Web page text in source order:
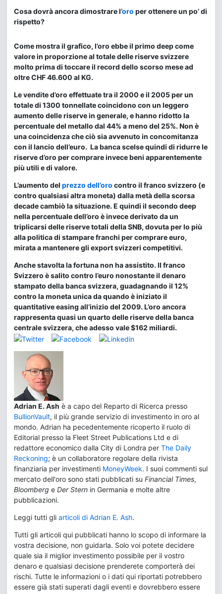
Cosa dovrà ancora dimostrare l’oro per ottenere un po’ di
rispetto?
Come mostra il grafico, l’oro ebbe il primo deep come
valore in proporzione al totale delle riserve svizzere
molto prima di toccare il record dello scorso mese ad
oltre CHF 46.600 al KG.
Le vendite d’oro effettuate tra il 2000 e il 2005 per un
totale di 1300 tonnellate coincidono con un leggero
aumento delle riserve in generale, e hanno ridotto la
percentuale del metallo dal 44% a meno del 25%. Non è
una coincidenza che ciò sia avvenuto in concomitanza
con il lancio dell’euro. La banca scelse quindi di ridurre le
riserve d’oro per comprare invece beni apparentemente
più utili e di valore.
L’aumento del prezzo dell’oro contro il franco svizzero (e
contro qualsiasi altra moneta) dalla metà della scorsa
decade cambiò la situazione. E quindi il secondo deep
nella percentuale dell’oro è invece derivato da un
triplicarsi delle riserve totali della SNB, dovuta per lo più
alla politica di stampare franchi per comprare euro,
mirata a mantenere gli export svizzeri competitivi.
Anche stavolta la fortuna non ha assistito. Il franco
Svizzero è salito contro l’euro nonostante il denaro
stampato della banca svizzera, guadagnando il 12%
contro la moneta unica da quando è iniziato il
quantitative easing all’inizio del 2009. L’oro ancora
rappresenta quasi un quarto delle riserve della banca
centrale svizzera, che adesso vale $162 miliardi.
Adrian E. Ash è a capo del Reparto di Ricerca presso
BullionVault, il più grande servizio di investimento in oro al
mondo. Adrian ha pecedentemente ricoperto il ruolo di
Editorial presso la Fleet Street Publications Ltd e di
redattore economico dalla City di Londra per The Daily
Reckoning; è un collaboratore regolare della rivista
finanziaria per investimenti MoneyWeek. I suoi commenti sul
mercato dell'oro sono stati pubblicati su Financial Times,
Bloomberg e Der Stern in Germania e molte altre
pubblicazioni.
Leggi tutti gli articoli di Adrian E. Ash.
Tutti gli articoli qui pubblicati hanno lo scopo di informare la
vostra decisione, non guidarla. Solo voi potete decidere
quale sia il miglior investimento possibile per il vostro
denaro e qualsiasi decisione prenderete comporterà dei
rischi. Tutte le informazioni o i dati qui riportati potrebbero
essere già stati superati dagli eventi e dovrebbero essere